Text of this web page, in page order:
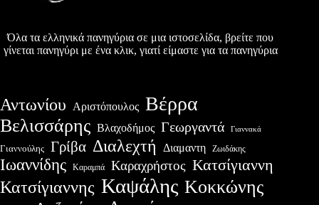
Όλα τα ελληνικά πανηγύρια σε μια ιστοσελίδα, βρείτε που
γίνεται πανηγύρι με ένα κλικ, γιατί είμαστε για τα πανηγύρια
Αντωνίου Αριστόπουλος Βέρρα
Βελισσάρης Βλαχοδήμος Γεωργαντά Γιαννακά
Γιαννούλης Γρίβα Διαλεχτή Διαμαντη Ζωιδάκης
Ιωαννίδης Καραμπά Καραχρήστος Κατσίγιαννη
Κατσίγιαννης Καψάλης Κοκκώνης